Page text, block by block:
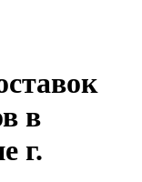
в
г.